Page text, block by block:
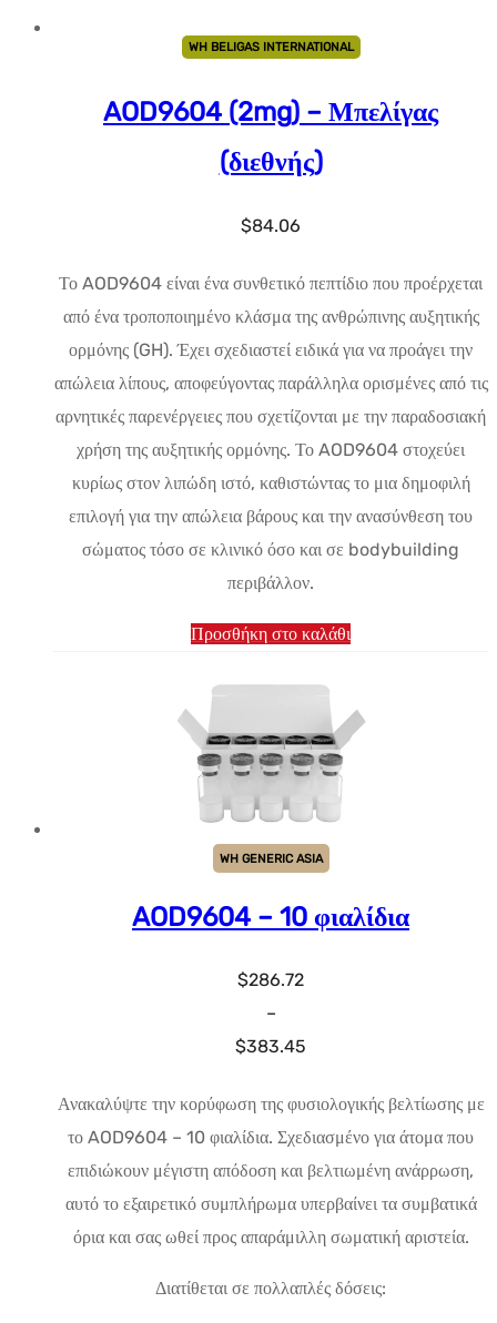
WH BELIGAS INTERNATIONAL
AOD9604 (2mg) – Μπελίγας
(διεθνής)
$84.06
Το AOD9604 είναι ένα συνθετικό πεπτίδιο που προέρχεται
από ένα τροποποιημένο κλάσμα της ανθρώπινης αυξητικής
ορμόνης (GH). Έχει σχεδιαστεί ειδικά για να προάγει την
απώλεια λίπους, αποφεύγοντας παράλληλα ορισμένες από τις
αρνητικές παρενέργειες που σχετίζονται με την παραδοσιακή
χρήση της αυξητικής ορμόνης. Το AOD9604 στοχεύει
κυρίως στον λιπώδη ιστό, καθιστώντας το μια δημοφιλή
επιλογή για την απώλεια βάρους και την ανασύνθεση του
σώματος τόσο σε κλινικό όσο και σε bodybuilding
περιβάλλον.
Προσθήκη στο καλάθι
WH GENERIC ASIA
AOD9604 – 10 φιαλίδια
$286.72
–
$383.45
$286.72
έως
$383.45
Ανακαλύψτε την κορύφωση της φυσιολογικής βελτίωσης με
το AOD9604 – 10 φιαλίδια. Σχεδιασμένο για άτομα που
επιδιώκουν μέγιστη απόδοση και βελτιωμένη ανάρρωση,
αυτό το εξαιρετικό συμπλήρωμα υπερβαίνει τα συμβατικά
όρια και σας ωθεί προς απαράμιλλη σωματική αριστεία.
Διατίθεται σε πολλαπλές δόσεις: